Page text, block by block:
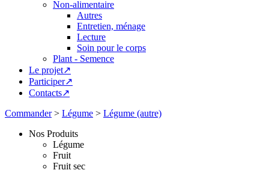
Non-alimentaire
Autres
Entretien, ménage
Lecture
Soin pour le corps
Plant - Semence
Le projet↗
Participer↗
Contacts↗
Commander> Légume > Légume (autre)
Nos Produits
Légume
Fruit
Fruit sec